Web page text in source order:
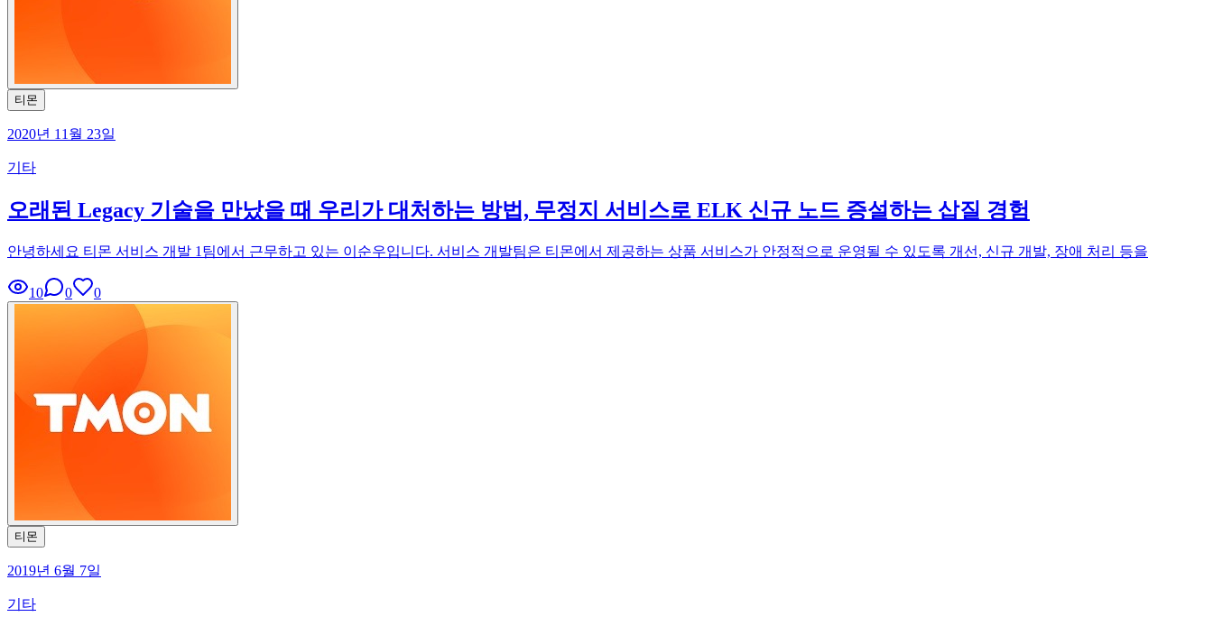
티몬
2020년 11월 23일
기타
오래된 Legacy 기술을 만났을 때 우리가 대처하는 방법, 무정지 서비스로 ELK 신규 노드 증설하는 삽질 경험
안녕하세요 티몬 서비스 개발 1팀에서 근무하고 있는 이순우입니다. 서비스 개발팀은 티몬에서 제공하는 상품 서비스가 안정적으로 운영될 수 있도록 개선, 신규 개발, 장애 처리 등을
10 0 0
티몬
2019년 6월 7일
기타